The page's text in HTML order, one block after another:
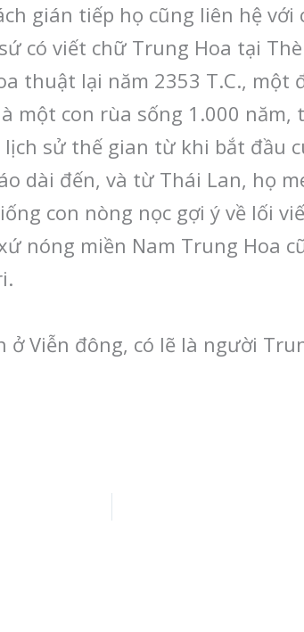
gián tiếp họ cũng liên hệ
có viết chữ Trung Hoa tại
thuật lại năm 2353 T.C., một
một con rùa sống 1.000
sử thế gian từ khi bắt đầu
dài đến, và từ Thái Lan, họ
con nòng nọc gợi ý về lối
nóng miền Nam Trung Hoa
ở Viễn đông, có lẽ là người